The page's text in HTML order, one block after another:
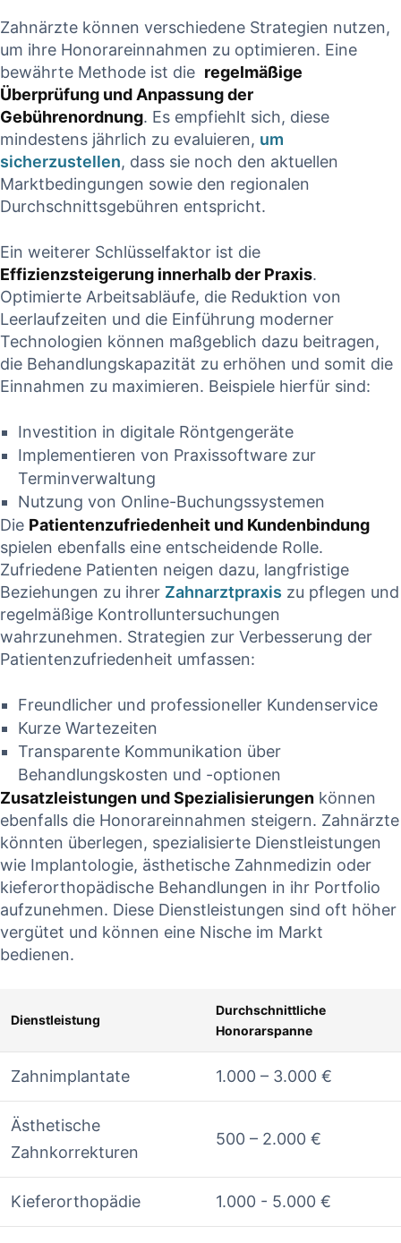
Zahnärzte können verschiedene Strategien nutzen,⁣
um ihre Honorareinnahmen ⁣zu optimieren. Eine
bewährte Methode ist ‌die ‌ regelmäßige
Überprüfung und‍ Anpassung der
Gebührenordnung. Es empfiehlt‌ sich, ‌diese
mindestens jährlich zu evaluieren, um
sicherzustellen, dass sie‍ noch den aktuellen
Marktbedingungen sowie den regionalen
Durchschnittsgebühren entspricht.
Ein weiterer⁢ Schlüsselfaktor ist die
Effizienzsteigerung innerhalb ⁢der Praxis.
Optimierte Arbeitsabläufe, ‍die ⁢Reduktion ‌von
Leerlaufzeiten und die‌ Einführung moderner
Technologien können maßgeblich ⁣dazu⁤ beitragen,
die Behandlungskapazität zu erhöhen und somit die
Einnahmen ⁢zu ⁣maximieren. Beispiele hierfür sind:
Investition in ‌digitale Röntgengeräte
Implementieren von Praxissoftware ⁣zur
Terminverwaltung
Nutzung von Online-Buchungssystemen
Die‌ Patientenzufriedenheit und​ Kundenbindung
spielen ebenfalls eine entscheidende Rolle.
Zufriedene Patienten ⁢neigen⁣ dazu, langfristige
Beziehungen zu ihrer Zahnarztpraxis zu pflegen und
regelmäßige⁢ Kontrolluntersuchungen⁣
wahrzunehmen. Strategien ‍zur Verbesserung der
Patientenzufriedenheit umfassen:
Freundlicher und⁤ professioneller‌ Kundenservice
Kurze Wartezeiten
Transparente Kommunikation⁣ über‌
Behandlungskosten und -optionen
Zusatzleistungen und Spezialisierungen können
ebenfalls die Honorareinnahmen ⁤steigern. Zahnärzte
könnten überlegen, spezialisierte Dienstleistungen
wie Implantologie, ästhetische ‍Zahnmedizin oder
⁣kieferorthopädische ‌Behandlungen‌ in ihr‌ Portfolio
aufzunehmen. Diese⁤ Dienstleistungen sind oft höher⁤
vergütet⁤ und ‍können eine Nische⁢ im Markt
bedienen.
Dienstleistung
Durchschnittliche
‌Honorarspanne
Zahnimplantate 1.000 – 3.000 €
Ästhetische
Zahnkorrekturen
500 – 2.000 €
Kieferorthopädie 1.000 ‌- 5.000⁢ €